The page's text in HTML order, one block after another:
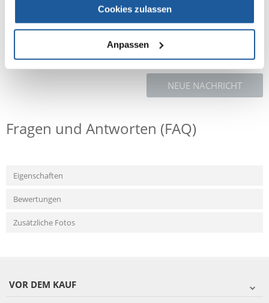
Cookies zulassen
Anpassen
NEUE NACHRICHT
Fragen und Antworten (FAQ)
Eigenschaften
Bewertungen
Zusätzliche Fotos
VOR DEM KAUF